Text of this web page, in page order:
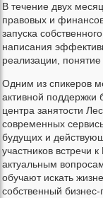
В течение двух
правовых и
запуска
написания
реализации,
Одним из спикеров
активной поддержки
центра занятости
современных
будущих и
участников встречи
актуальным
обучают искать
собственный